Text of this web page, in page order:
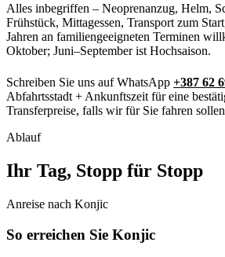
Alles inbegriffen – Neoprenanzug, Helm,
Frühstück, Mittagessen, Transport zum
Jahren an familiengeeigneten Terminen
Oktober; Juni–September ist Hochsaison.
Schreiben Sie uns auf WhatsApp +387 62
Abfahrtsstadt + Ankunftszeit für eine
Transferpreise, falls wir für Sie fahren
Ablauf
Ihr Tag, Stopp für Stopp
Anreise nach Konjic
So erreichen Sie Konjic